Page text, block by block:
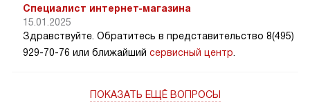
Специалист интернет-магазина
15.01.2025
Здравствуйте. Обратитесь в представительство 8(495)
929-70-76 или ближайший сервисный центр.
ПОКАЗАТЬ ЕЩЁ ВОПРОСЫ